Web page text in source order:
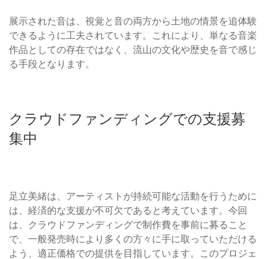
展示された音は、視覚と音の両方から土地の情景を追体験
できるように工夫されています。これにより、単なる音楽
作品としての存在ではなく、流山の文化や歴史を音で感じ
る手段となります。
クラウドファンディングでの支援募
集中
足立美緒は、アーティストが持続可能な活動を行うために
は、経済的な支援が不可欠であると考えています。今回
は、クラウドファンディングで制作費を事前に募ること
で、一般発売時により多くの方々に手に取っていただける
よう、適正価格での提供を目指しています。このプロジェ